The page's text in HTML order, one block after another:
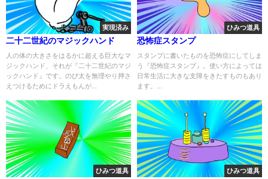
実現済み
二十二世紀のマジックハンド
人の体の大きさをはるかに超える巨大なマ
ジックハンド、それが『二十二世紀のマジ
ックハンド』です。のび太を無理やり押さ
えつけるためにドラえもんが...
ひみつ道具
恐怖症スタンプ
スタンプに書いたものを恐怖症にしてしま
う『恐怖症スタンプ』。使い方によっては
日常生活に大きな支障をきたすものもあり
ます。...
ひみつ道具 ひみつ道具